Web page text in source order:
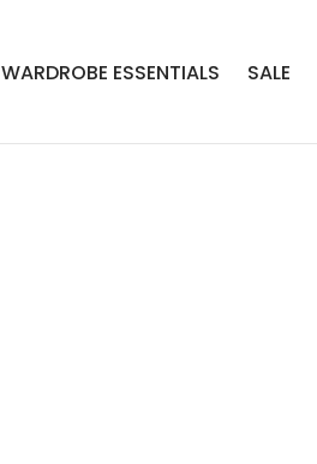
WARDROBE ESSENTIALS SALE